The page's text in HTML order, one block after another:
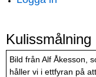
Kulissmålning
Bild från Alf Åkesson,
håller vi i ettfyran på